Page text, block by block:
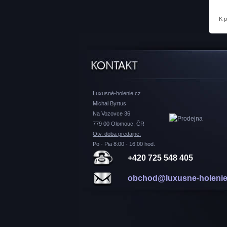
K
Luxusné-holenie.cz
Michal Byrtus
Na Vozovce 36
779 00 Olomouc, ČR
Otv. doba predajne:
Po - Pia 8:00 - 16:00 hod.
+420 725 548 405
obchod@luxusne-